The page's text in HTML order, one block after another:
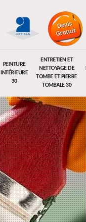
PEINTURE
INTÉRIEURE
30
ENTRETIEN ET
NETTOYAGE DE
TOMBE ET PIERRE
TOMBALE 30